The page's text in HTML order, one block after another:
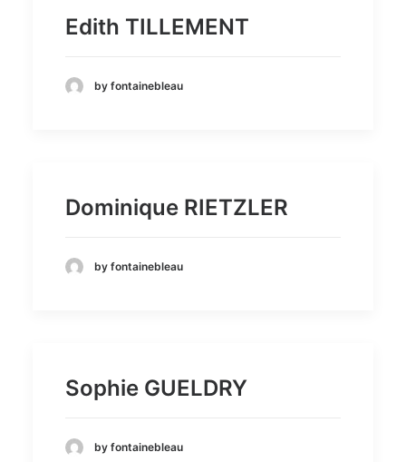
Edith TILLEMENT
by fontainebleau
Dominique RIETZLER
by fontainebleau
Sophie GUELDRY
by fontainebleau